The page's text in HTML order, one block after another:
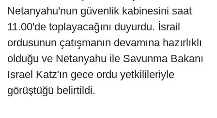
Netanyahu'nun güvenlik kabinesini saat
11.00'de toplayacağını duyurdu. İsrail
ordusunun çatışmanın devamına hazırlıklı
olduğu ve Netanyahu ile Savunma Bakanı
Israel Katz'ın gece ordu yetkilileriyle
görüştüğü belirtildi.